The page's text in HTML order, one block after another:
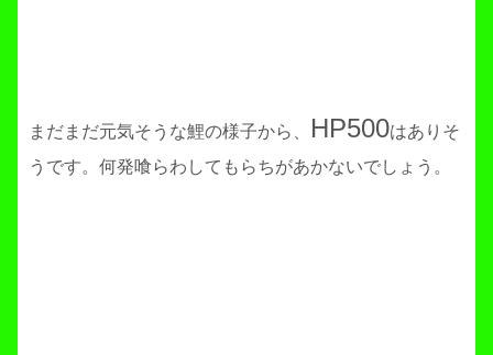
まだまだ元気そうな鯉の様子から、 HP500はありそ
うです。何発喰らわしてもらちがあかないでしょう。